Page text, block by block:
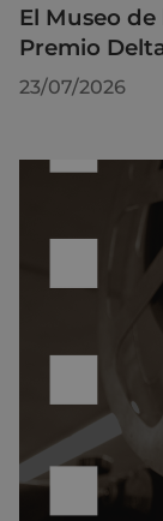
El Museo
Premio
23/07/2026